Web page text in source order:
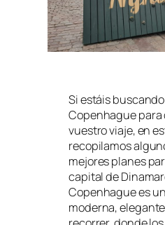
Si estáis
Copenhague
vuestro viaje, en
recopilamos
mejores planes
capital de
Copenhague es
moderna,